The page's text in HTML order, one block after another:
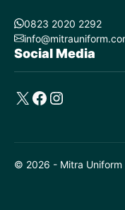
0823 2020 2292
Social Media
X Facebook
Instagram
© 2026 - Mitra Uniform